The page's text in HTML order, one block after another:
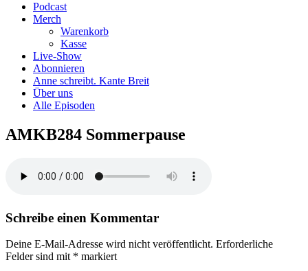
Podcast
Merch
Warenkorb
Kasse
Live-Show
Abonnieren
Anne schreibt. Kante Breit
Über uns
Alle Episoden
AMKB284 Sommerpause
Schreibe einen Kommentar
Deine E-Mail-Adresse wird nicht veröffentlicht. Erforderliche
Felder sind mit * markiert